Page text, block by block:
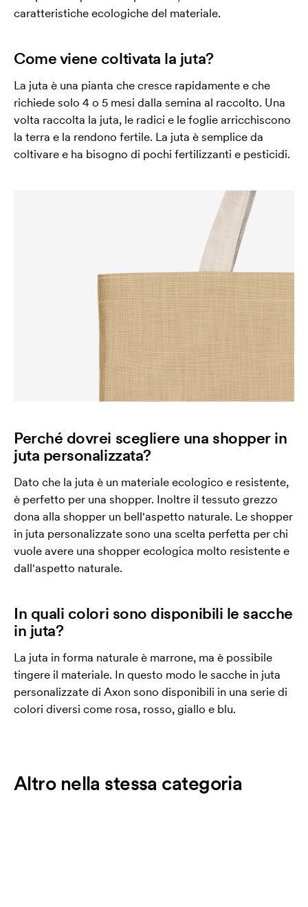
caratteristiche ecologiche del materiale.
Come viene coltivata la juta?
La juta è una pianta che cresce rapidamente e che
richiede solo 4 o 5 mesi dalla semina al raccolto. Una
volta raccolta la juta, le radici e le foglie arricchiscono
la terra e la rendono fertile. La juta è semplice da
coltivare e ha bisogno di pochi fertilizzanti e pesticidi.
Perché dovrei scegliere una shopper in
juta personalizzata?
Dato che la juta è un materiale ecologico e resistente,
è perfetto per una shopper. Inoltre il tessuto grezzo
dona alla shopper un bell'aspetto naturale. Le shopper
in juta personalizzate sono una scelta perfetta per chi
vuole avere una shopper ecologica molto resistente e
dall'aspetto naturale.
In quali colori sono disponibili le sacche
in juta?
La juta in forma naturale è marrone, ma è possibile
tingere il materiale. In questo modo le sacche in juta
personalizzate di Axon sono disponibili in una serie di
colori diversi come rosa, rosso, giallo e blu.
Altro nella stessa categoria